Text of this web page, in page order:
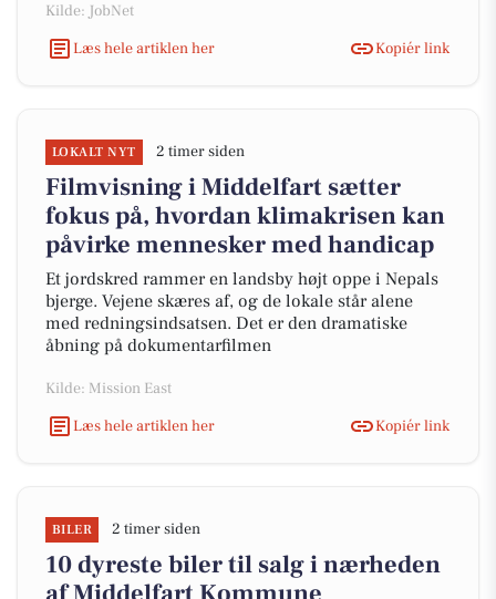
Kilde: JobNet
Læs hele artiklen her
Kopiér link
LOKALT NYT 2 timer siden
Filmvisning i Middelfart sætter
fokus på, hvordan klimakrisen kan
påvirke mennesker med handicap
Et jordskred rammer en landsby højt oppe i Nepals
bjerge. Vejene skæres af, og de lokale står alene
med redningsindsatsen. Det er den dramatiske
åbning på dokumentarfilmen
Kilde: Mission East
Læs hele artiklen her
Kopiér link
BILER 2 timer siden
10 dyreste biler til salg i nærheden